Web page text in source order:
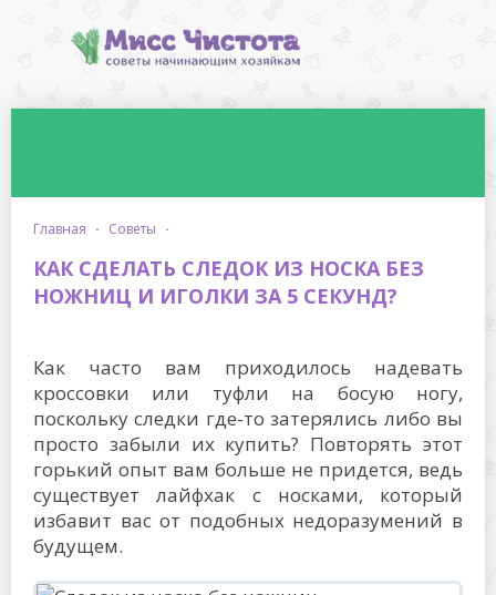
главная · советы ·
КАК СДЕЛАТЬ СЛЕДОК ИЗ НОСКА БЕЗ
НОЖНИЦ И ИГОЛКИ ЗА 5 СЕКУНД?
Как часто вам приходилось надевать
кроссовки или туфли на босую ногу,
поскольку следки где-то затерялись либо вы
просто забыли их купить? Повторять этот
горький опыт вам больше не придется, ведь
существует лайфхак с носками, который
избавит вас от подобных недоразумений в
будущем.